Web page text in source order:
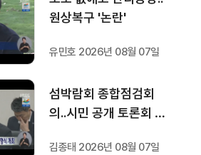
원상복구 '논란'
유민호 2026년 08월 07일
섬박람회 종합점검회
의..시민 공개 토론회 형
김종태 2026년 08월 07일